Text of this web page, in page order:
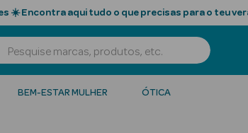
☀️ Encontra aqui tudo o que precisas para o teu
BEM-ESTAR MULHER ÓTICA